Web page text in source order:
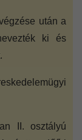
után a
ki és
II. osztályú